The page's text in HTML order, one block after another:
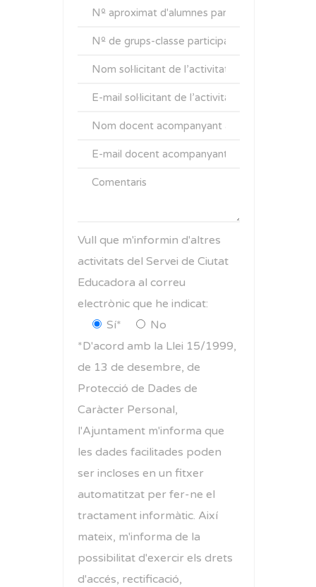
Vull que m'informin d'altres
activitats del Servei de Ciutat
Educadora al correu
electrònic que he indicat:
Sí*
No
*D'acord amb la Llei 15/1999,
de 13 de desembre, de
Protecció de Dades de
Caràcter Personal,
l'Ajuntament m'informa que
les dades facilitades poden
ser incloses en un fitxer
automatitzat per fer-ne el
tractament informàtic. Així
mateix, m'informa de la
possibilitat d'exercir els drets
d'accés, rectificació,